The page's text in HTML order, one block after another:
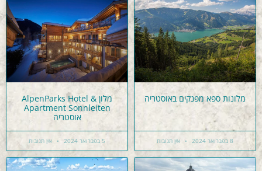
מלונות ספא מפנקים באוסטריה
8 בפברואר 2024 אין תגובות
מלון AlpenParks Hotel &
Apartment Sonnleiten
אוסטריה
5 בפברואר 2024 אין תגובות